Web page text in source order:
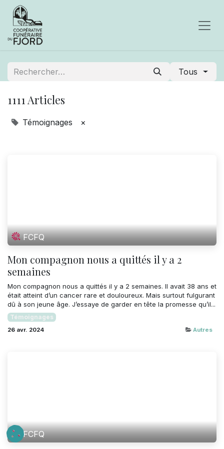
Tous
1111 Articles
Témoignages ×
FCFQ
Mon compagnon nous a quittés il y a 2
semaines
Mon compagnon nous a quittés il y a 2 semaines. Il avait 38 ans et
était atteint d’un cancer rare et douloureux. Mais surtout fulgurant
dû à son jeune âge. J’essaye de garder en tête la promesse qu’il...
Témoignages
26 avr. 2024 Autres
FCFQ